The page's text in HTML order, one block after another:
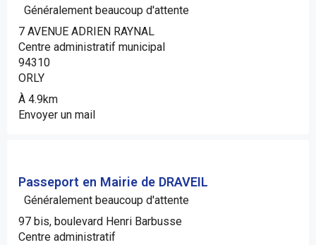
Généralement beaucoup d'attente
7 AVENUE ADRIEN RAYNAL
Centre administratif municipal
94310
ORLY
À 4.9km
Envoyer un mail
Passeport en Mairie de DRAVEIL
Généralement beaucoup d'attente
97 bis, boulevard Henri Barbusse
Centre administratif